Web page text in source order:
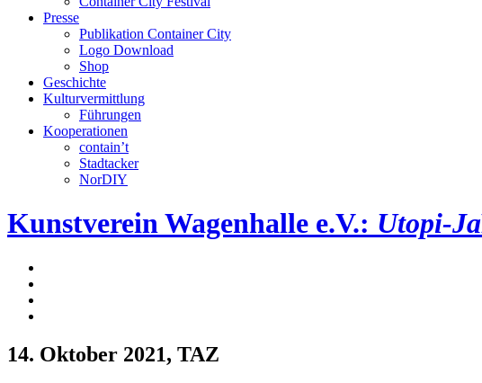
Presse
Publikation Container City
Logo Download
Shop
Geschichte
Kulturvermittlung
Führungen
Kooperationen
contain’t
Stadtacker
NorDIY
Kunstverein Wagenhalle e.V.: Utopi-Ja
14. Oktober 2021, TAZ